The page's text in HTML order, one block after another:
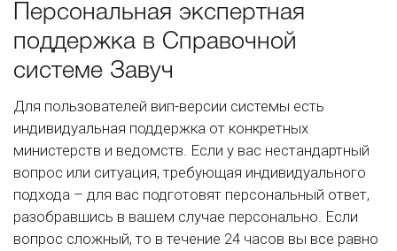
Персональная экспертная
поддержка в Справочной
системе Завуч
Для пользователей вип-версии системы есть
индивидуальная поддержка от конкретных
министерств и ведомств. Если у вас нестандартный
вопрос или ситуация, требующая индивидуального
подхода – для вас подготовят персональный ответ,
разобравшись в вашем случае персонально. Если
вопрос сложный, то в течение 24 часов вы все равно